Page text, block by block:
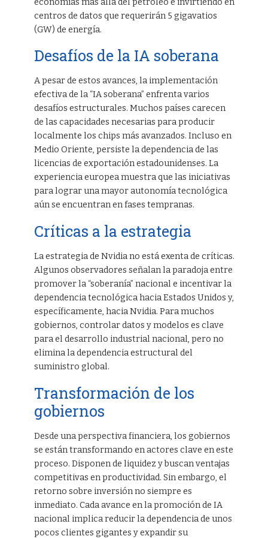
centros de datos que requerirán 5 gigavatios
(GW) de energía.
Desafíos de la IA soberana
A pesar de estos avances, la implementación
efectiva de la “IA soberana” enfrenta varios
desafíos estructurales. Muchos países carecen
de las capacidades necesarias para producir
localmente los chips más avanzados. Incluso en
Medio Oriente, persiste la dependencia de las
licencias de exportación estadounidenses. La
experiencia europea muestra que las iniciativas
para lograr una mayor autonomía tecnológica
aún se encuentran en fases tempranas.
Críticas a la estrategia
La estrategia de Nvidia no está exenta de críticas.
Algunos observadores señalan la paradoja entre
promover la “soberanía” nacional e incentivar la
dependencia tecnológica hacia Estados Unidos y,
específicamente, hacia Nvidia. Para muchos
gobiernos, controlar datos y modelos es clave
para el desarrollo industrial nacional, pero no
elimina la dependencia estructural del
suministro global.
Transformación de los
gobiernos
Desde una perspectiva financiera, los gobiernos
se están transformando en actores clave en este
proceso. Disponen de liquidez y buscan ventajas
competitivas en productividad. Sin embargo, el
retorno sobre inversión no siempre es
inmediato. Cada avance en la promoción de IA
nacional implica reducir la dependencia de unos
pocos clientes gigantes y expandir su